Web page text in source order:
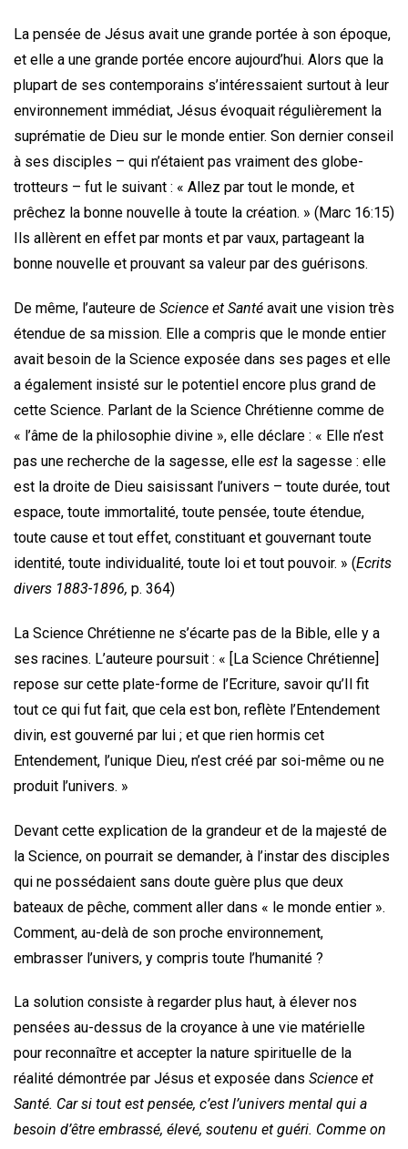
La pensée de Jésus avait une grande portée à son époque,
et elle a une grande portée encore aujourd’hui. Alors que la
plupart de ses contemporains s’intéressaient surtout à leur
environnement immédiat, Jésus évoquait régulièrement la
suprématie de Dieu sur le monde entier. Son dernier conseil
à ses disciples – qui n’étaient pas vraiment des globe-
trotteurs – fut le suivant : « Allez par tout le monde, et
prêchez la bonne nouvelle à toute la création. » (Marc 16:15)
Ils allèrent en effet par monts et par vaux, partageant la
bonne nouvelle et prouvant sa valeur par des guérisons.
De même, l’auteure de Science et Santé avait une vision très
étendue de sa mission. Elle a compris que le monde entier
avait besoin de la Science exposée dans ses pages et elle
a également insisté sur le potentiel encore plus grand de
cette Science. Parlant de la Science Chrétienne comme de
« l’âme de la philosophie divine », elle déclare : « Elle n’est
pas une recherche de la sagesse, elle est la sagesse : elle
est la droite de Dieu saisissant l’univers – toute durée, tout
espace, toute immortalité, toute pensée, toute étendue,
toute cause et tout effet, constituant et gouvernant toute
identité, toute individualité, toute loi et tout pouvoir. » (Ecrits
divers 1883-1896, p. 364)
La Science Chrétienne ne s’écarte pas de la Bible, elle y a
ses racines. L’auteure poursuit : « [La Science Chrétienne]
repose sur cette plate-forme de l’Ecriture, savoir qu’Il fit
tout ce qui fut fait, que cela est bon, reflète l’Entendement
divin, est gouverné par lui ; et que rien hormis cet
Entendement, l’unique Dieu, n’est créé par soi-même ou ne
produit l’univers. »
Devant cette explication de la grandeur et de la majesté de
la Science, on pourrait se demander, à l’instar des disciples
qui ne possédaient sans doute guère plus que deux
bateaux de pêche, comment aller dans « le monde entier ».
Comment, au-delà de son proche environnement,
embrasser l’univers, y compris toute l’humanité ?
La solution consiste à regarder plus haut, à élever nos
pensées au-dessus de la croyance à une vie matérielle
pour reconnaître et accepter la nature spirituelle de la
réalité démontrée par Jésus et exposée dans Science et
Santé. Car si tout est pensée, c’est l’univers mental qui a
besoin d’être embrassé, élevé, soutenu et guéri. Comme on